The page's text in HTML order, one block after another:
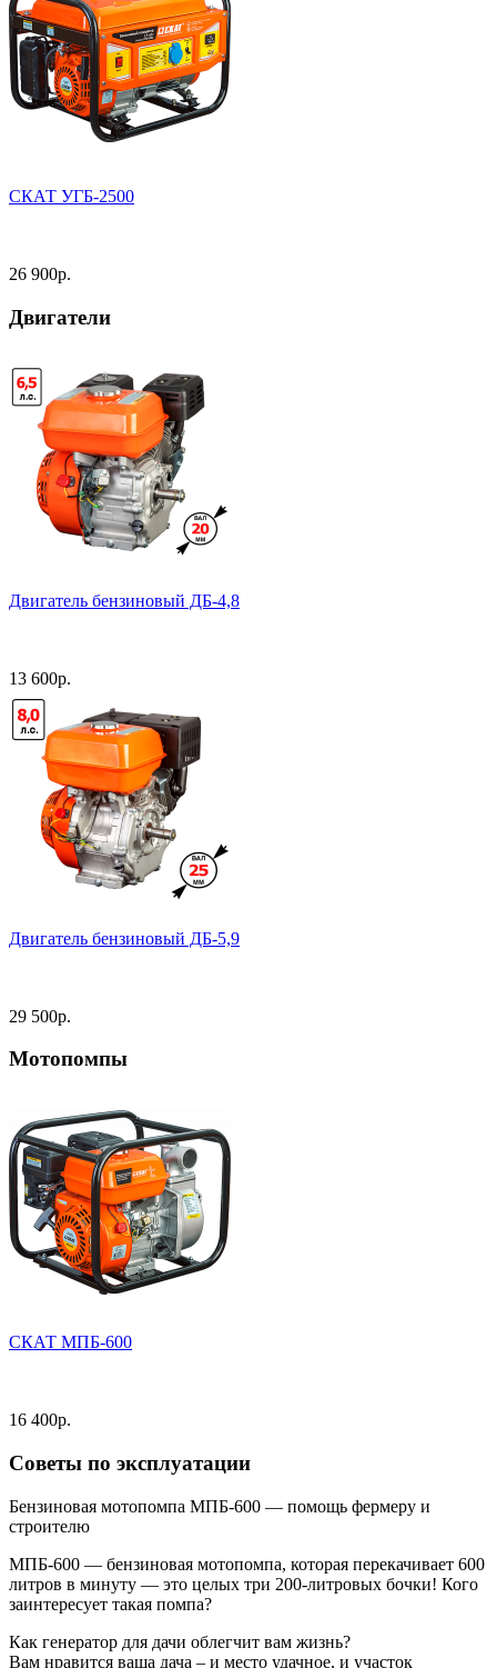
СКАТ УГБ-2500
26 900р.
Двигатели
Двигатель бензиновый ДБ-4,8
13 600р.
Двигатель бензиновый ДБ-5,9
29 500р.
Мотопомпы
СКАТ МПБ-600
16 400р.
Советы по эксплуатации
Бензиновая мотопомпа МПБ-600 — помощь фермеру и
строителю
МПБ-600 — бензиновая мотопомпа, которая перекачивает 600
литров в минуту — это целых три 200-литровых бочки! Кого
заинтересует такая помпа?
Как генератор для дачи облегчит вам жизнь?
Вам нравится ваша дача – и место удачное, и участок